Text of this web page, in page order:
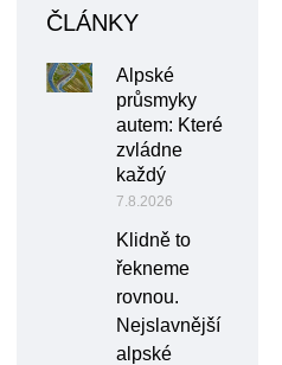
ČLÁNKY
Alpské
průsmyky
autem: Které
zvládne
každý
7.8.2026
Klidně to
řekneme
rovnou.
Nejslavnější
alpské